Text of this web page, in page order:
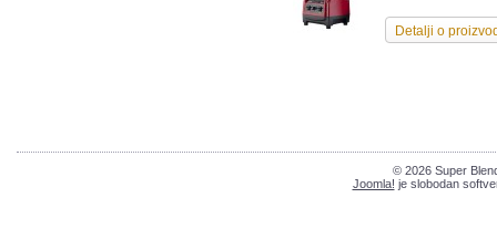
Detalji o
© 2026 Super
Joomla! je slobodan